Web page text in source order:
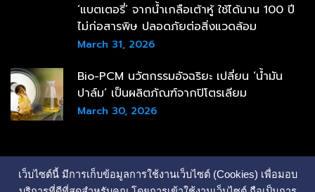
เว็บไซต์นี้ มีการเก็บข้อมูลการใช้งานเว็บไซต์ (Cookies) เพื่อมอบ
‘แบตเตอรี่’ จากน้ำเกลือเต้าหู้ ใช้ได้นาน 100 ปี
ไม่ก่อสารพิษ ปลอดภัยต่อสิ่งแวดล้อม
March 31, 2026
Bio-PCM นวัตกรรมอัจฉริยะ เปลี่ยน ‘น้ำมัน
ปาล์ม’ เป็นผลิตภัณฑ์จากปิโตรเลียม
March 30, 2026